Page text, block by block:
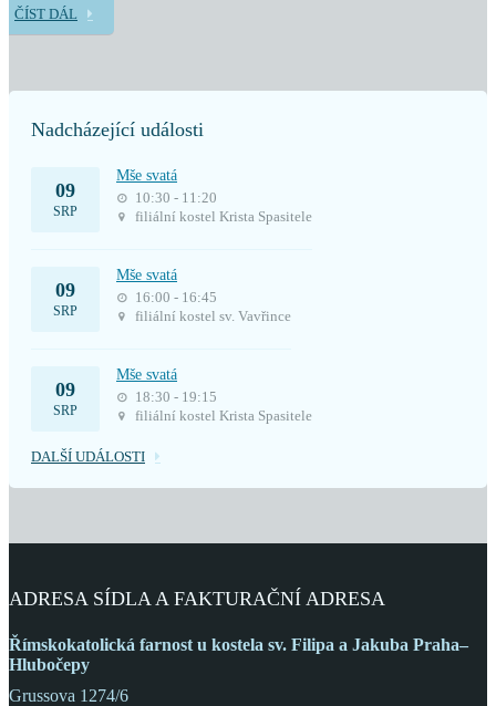
ČÍST DÁL
Nadcházející události
09
SRP
Mše svatá
10:30 - 11:20
filiální kostel Krista Spasitele
09
SRP
Mše svatá
16:00 - 16:45
filiální kostel sv. Vavřince
09
SRP
Mše svatá
18:30 - 19:15
filiální kostel Krista Spasitele
DALŠÍ UDÁLOSTI
ADRESA SÍDLA A FAKTURAČNÍ ADRESA
Římskokatolická farnost u kostela sv. Filipa a Jakuba Praha–
Hlubočepy
Grussova 1274/6